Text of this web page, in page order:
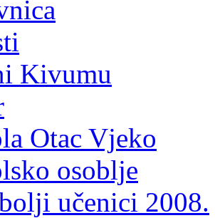
Kivumu
Otac Vjeko
osoblje
učenici 2008.